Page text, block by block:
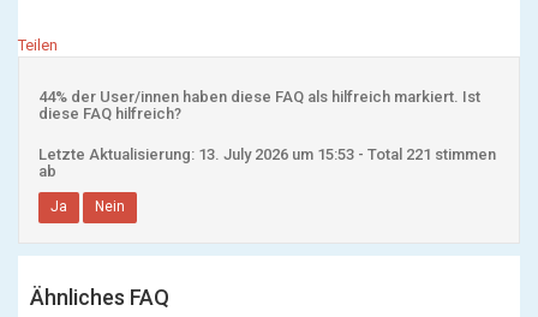
Teilen
44% der User/innen haben diese FAQ als hilfreich markiert. Ist
diese FAQ hilfreich?
Letzte Aktualisierung: 13. July 2026 um 15:53 - Total 221 stimmen
ab
Ja Nein
Ähnliches FAQ